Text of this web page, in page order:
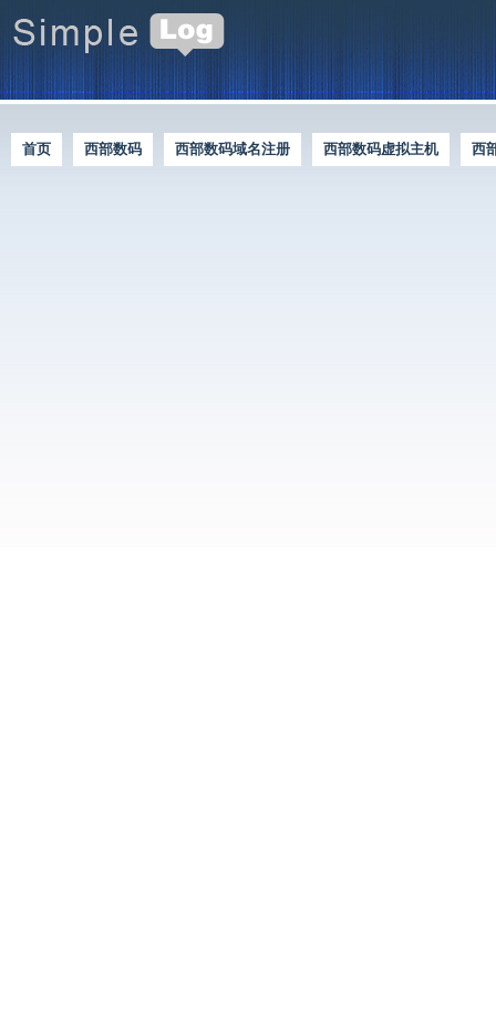
首页 西部数码 西部数码域名注册 西部数码虚拟主机
西